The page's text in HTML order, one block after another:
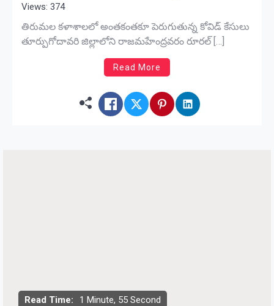
Views: 374
తిరుమల కళాశాలలో అంతకంతకూ పెరుగుతున్న కోవిడ్ కేసులు
తూర్పుగోదావరి జిల్లాలోని రాజమహేంద్రవరం రూరల్ […]
Read More
Read Time: 1 Minute, 55 Second